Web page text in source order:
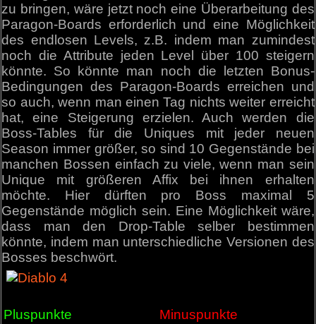
zu bringen, wäre jetzt noch eine Überarbeitung des
Paragon-Boards erforderlich und eine Möglichkeit
des endlosen Levels, z.B. indem man zumindest
noch die Attribute jeden Level über 100 steigern
könnte. So könnte man noch die letzten Bonus-
Bedingungen des Paragon-Boards erreichen und
so auch, wenn man einen Tag nichts weiter erreicht
hat, eine Steigerung erzielen. Auch werden die
Boss-Tables für die Uniques mit jeder neuen
Season immer größer, so sind 10 Gegenstände bei
manchen Bossen einfach zu viele, wenn man sein
Unique mit größeren Affix bei ihnen erhalten
möchte. Hier dürften pro Boss maximal 5
Gegenstände möglich sein. Eine Möglichkeit wäre,
dass man den Drop-Table selber bestimmen
könnte, indem man unterschiedliche Versionen des
Bosses beschwört.
Pluspunkte Minuspunkte